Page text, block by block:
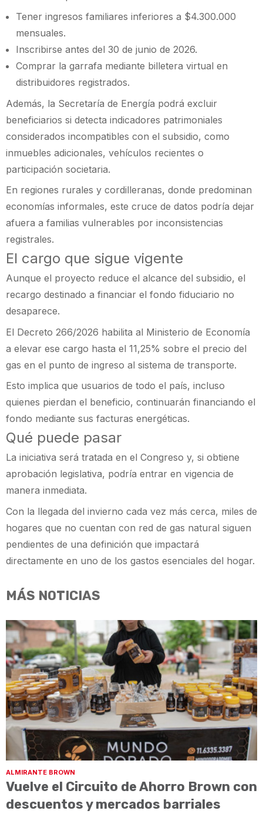
Tener ingresos familiares inferiores a $4.300.000
mensuales.
Inscribirse antes del 30 de junio de 2026.
Comprar la garrafa mediante billetera virtual en
distribuidores registrados.
Además, la Secretaría de Energía podrá excluir
beneficiarios si detecta indicadores patrimoniales
considerados incompatibles con el subsidio, como
inmuebles adicionales, vehículos recientes o
participación societaria.
En regiones rurales y cordilleranas, donde predominan
economías informales, este cruce de datos podría dejar
afuera a familias vulnerables por inconsistencias
registrales.
El cargo que sigue vigente
Aunque el proyecto reduce el alcance del subsidio, el
recargo destinado a financiar el fondo fiduciario no
desaparece.
El Decreto 266/2026 habilita al Ministerio de Economía
a elevar ese cargo hasta el 11,25% sobre el precio del
gas en el punto de ingreso al sistema de transporte.
Esto implica que usuarios de todo el país, incluso
quienes pierdan el beneficio, continuarán financiando el
fondo mediante sus facturas energéticas.
Qué puede pasar
La iniciativa será tratada en el Congreso y, si obtiene
aprobación legislativa, podría entrar en vigencia de
manera inmediata.
Con la llegada del invierno cada vez más cerca, miles de
hogares que no cuentan con red de gas natural siguen
pendientes de una definición que impactará
directamente en uno de los gastos esenciales del hogar.
MÁS NOTICIAS
ALMIRANTE BROWN
Vuelve el Circuito de Ahorro Brown con
descuentos y mercados barriales